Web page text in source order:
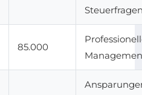
85.000